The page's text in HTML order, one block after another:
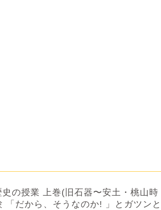
史の授業 上巻(旧石器〜安土・桃山時
「だから、そうなのか! 」とガツンと